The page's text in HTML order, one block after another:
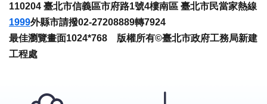
110204 臺北市信義區市府路1號4樓南區 臺北市民當家熱線
1999外縣市請撥02-27208889轉7924
最佳瀏覽畫面1024*768 版權所有©臺北市政府工務局新建
工程處